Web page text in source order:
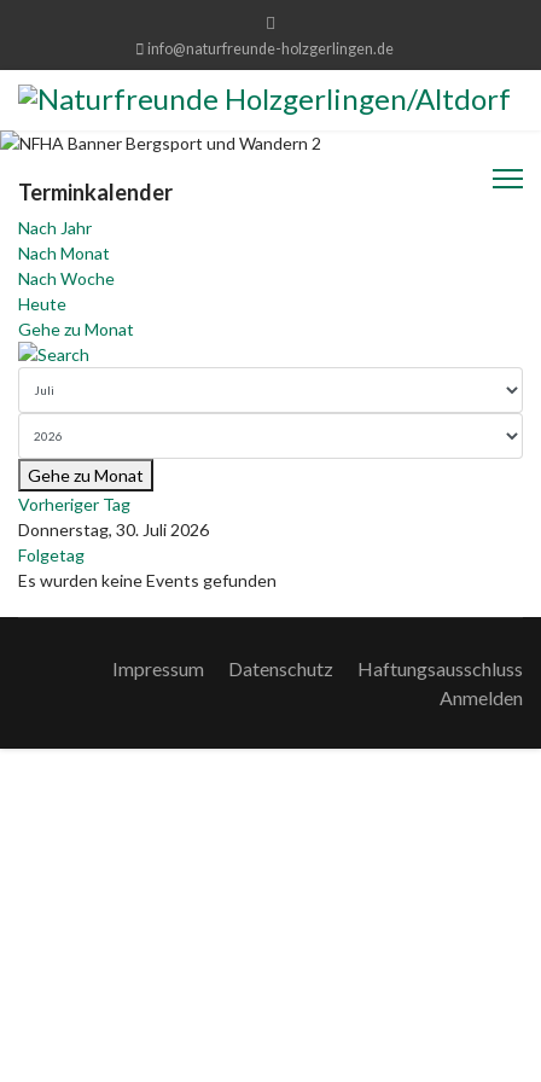
info@naturfreunde-holzgerlingen.de
Terminkalender
Nach Jahr
Nach Monat
Nach Woche
Heute
Gehe zu Monat
Gehe zu Monat
Vorheriger Tag
Donnerstag, 30. Juli 2026
Folgetag
Es wurden keine Events gefunden
Impressum Datenschutz
Haftungsausschluss
Anmelden